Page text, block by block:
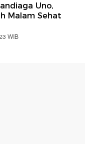
Uno,
Malam Sehat
WIB